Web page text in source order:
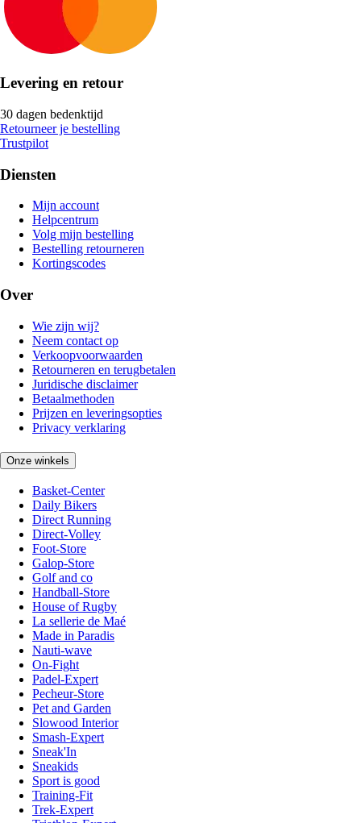
Levering en retour
30 dagen bedenktijd
Retourneer je bestelling
Trustpilot
Diensten
Mijn account
Helpcentrum
Volg mijn bestelling
Bestelling retourneren
Kortingscodes
Over
Wie zijn wij?
Neem contact op
Verkoopvoorwaarden
Retourneren en terugbetalen
Juridische disclaimer
Betaalmethoden
Prijzen en leveringsopties
Privacy verklaring
Onze winkels
Basket-Center
Daily Bikers
Direct Running
Direct-Volley
Foot-Store
Galop-Store
Golf and co
Handball-Store
House of Rugby
La sellerie de Maé
Made in Paradis
Nauti-wave
On-Fight
Padel-Expert
Pecheur-Store
Pet and Garden
Slowood Interior
Smash-Expert
Sneak'In
Sneakids
Sport is good
Training-Fit
Trek-Expert